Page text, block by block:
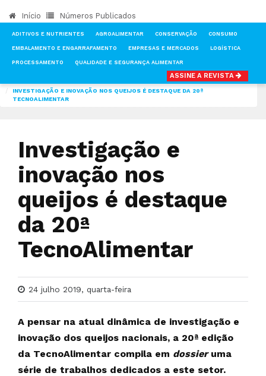
Início Números Publicados
ADITIVOS E NUTRIENTES AGROALIMENTAR CONSERVAÇÃO CONSUMO
EMBALAMENTO E ENGARRAFAMENTO EMPRESAS E MERCADOS LOGÍSTICA
PROCESSAMENTO QUALIDADE E SEGURANÇA ALIMENTAR
ASSINE A REVISTA
NÚMEROS PUBLICADOS DA REVISTA TECNOALIMENTAR
INVESTIGAÇÃO E INOVAÇÃO NOS QUEIJOS É DESTAQUE DA 20ª
TECNOALIMENTAR
Investigação e
inovação nos
queijos é destaque
da 20ª
TecnoAlimentar
24 julho 2019, quarta-feira
A pensar na atual dinâmica de investigação e
inovação dos queijos nacionais, a 20ª edição
da TecnoAlimentar compila em dossieruma
série de trabalhos dedicados a este setor.